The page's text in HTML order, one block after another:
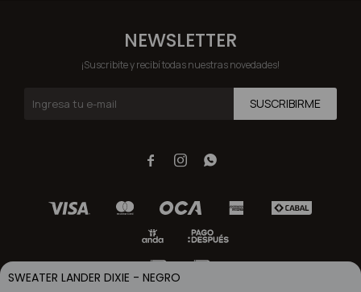
SWEATER LANDER DIXIE - NEGRO
NEWSLETTER
¡Suscribite y recibí todas nuestras novedades!
SUSCRIBIRME
  